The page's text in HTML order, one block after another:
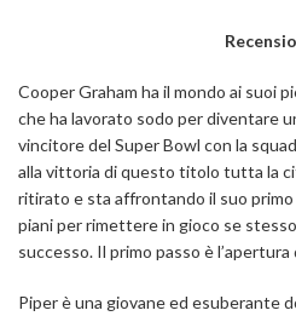
Cooper Graham ha il mondo ai suoi
che ha lavorato sodo per diventare
vincitore del Super Bowl con la
alla vittoria di questo titolo tutta la
ritirato e sta affrontando il suo primo
piani per rimettere in gioco se
successo. Il primo passo è
Piper è una giovane ed esuberante